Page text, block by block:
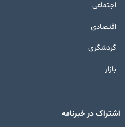
اجتماعی
اقتصادی
گردشگری
بازار
اشتراک در خبرنامه